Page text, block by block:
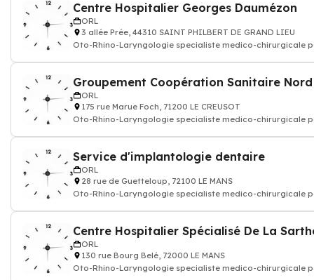
Centre Hospitalier Georges Daumézon
ORL
3 allée Prée, 44310 SAINT PHILBERT DE GRAND LIEU
Oto-Rhino-Laryngologie specialiste medico-chirurgicale
Groupement Coopération Sanitaire Nord
ORL
175 rue Marue Foch, 71200 LE CREUSOT
Oto-Rhino-Laryngologie specialiste medico-chirurgicale
Service d'implantologie dentaire
ORL
28 rue de Guetteloup, 72100 LE MANS
Oto-Rhino-Laryngologie specialiste medico-chirurgicale
Centre Hospitalier Spécialisé De La
ORL
130 rue Bourg Belé, 72000 LE MANS
Oto-Rhino-Laryngologie specialiste medico-chirurgicale